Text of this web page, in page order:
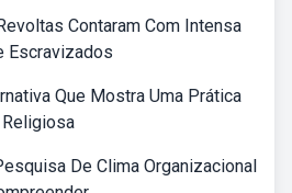
Contaram Com Intensa
Escravizados
Que Mostra Uma Prática
De Clima Organizacional